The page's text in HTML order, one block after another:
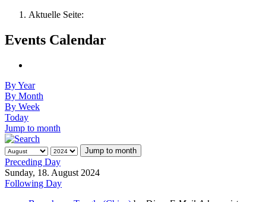
Aktuelle Seite:
Events Calendar
By Year
By Month
By Week
Today
Jump to month
Jump to month
Preceding Day
Sunday, 18. August 2024
Following Day